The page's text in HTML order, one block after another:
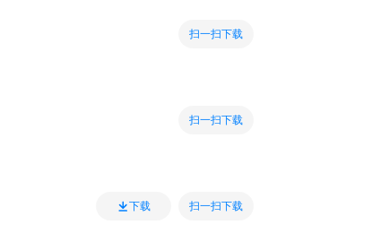
扫一扫下载
扫一扫下载
下载 扫一扫下载